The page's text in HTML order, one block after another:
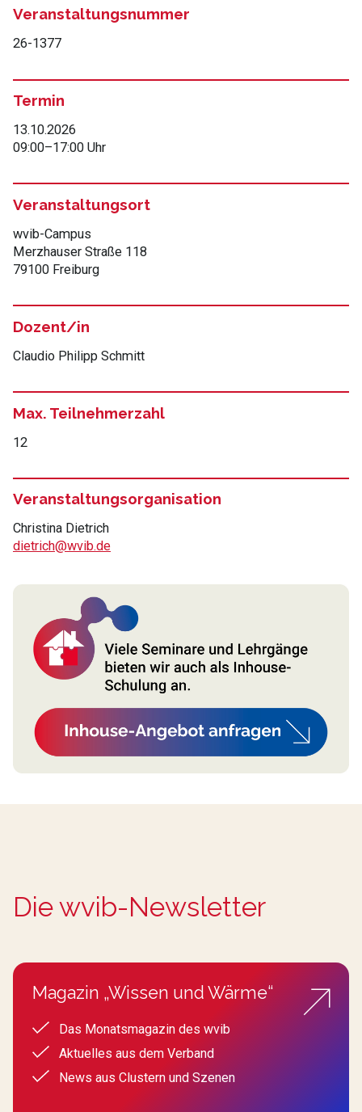
Veranstaltungsnummer
26-1377
Termin
13.10.2026
09:00–17:00 Uhr
Veranstaltungsort
wvib-Campus
Merzhauser Straße 118
79100 Freiburg
Dozent/in
Claudio Philipp Schmitt
Max. Teilnehmerzahl
12
Veranstaltungsorganisation
Christina Dietrich
dietrich@wvib.de
Die wvib-Newsletter
Magazin „Wissen und Wärme“
Das Monatsmagazin des wvib
Aktuelles aus dem Verband
News aus Clustern und Szenen